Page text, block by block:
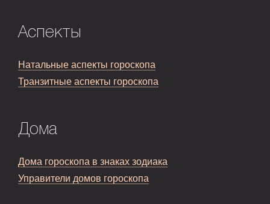
Аспекты
Натальные аспекты гороскопа
Транзитные аспекты гороскопа
Дома
Дома гороскопа в знаках зодиака
Управители домов гороскопа